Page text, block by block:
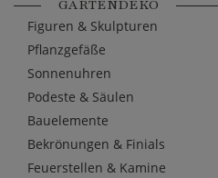
GARTENDEKO
Figuren & Skulpturen
Pflanzgefäße
Sonnenuhren
Podeste & Säulen
Bauelemente
Bekrönungen & Finials
Feuerstellen & Kamine